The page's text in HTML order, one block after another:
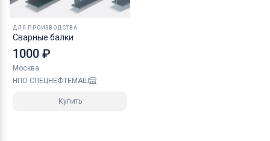
ДЛЯ ПРОИЗВОДСТВА
Сварные балки
1000 ₽
Москва
НПО СПЕЦНЕФТЕМАШ
Купить